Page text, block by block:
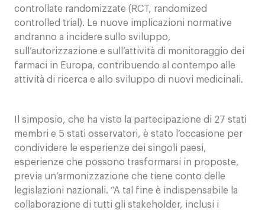
controllate randomizzate (RCT, randomized
controlled trial). Le nuove implicazioni normative
andranno a incidere sullo sviluppo,
sull’autorizzazione e sull’attività di monitoraggio dei
farmaci in Europa, contribuendo al contempo alle
attività di ricerca e allo sviluppo di nuovi medicinali.
Il simposio, che ha visto la partecipazione di 27 stati
membri e 5 stati osservatori, è stato l’occasione per
condividere le esperienze dei singoli paesi,
esperienze che possono trasformarsi in proposte,
previa un’armonizzazione che tiene conto delle
legislazioni nazionali. “A tal fine è indispensabile la
collaborazione di tutti gli stakeholder, inclusi i